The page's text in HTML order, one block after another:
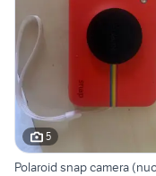
5
Polaroid snap camera